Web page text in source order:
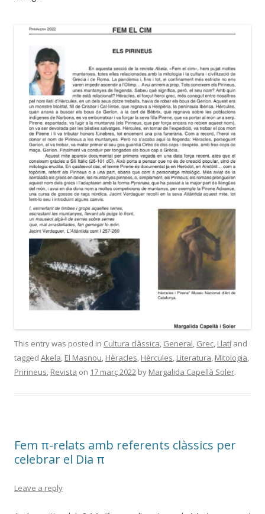
This entry was posted in Cultura clàssica, General, Grec, Llatí and
tagged Akela, El Masnou, Hèracles, Hèrcules, Literatura, Mitologia,
Pririneus, Revista on 17 març 2022 by Margalida Capellà Soler.
Fem π-relats amb referents clàssics per
celebrar el Dia π
Leave a reply